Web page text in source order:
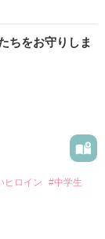
られ続けた結
スマ性を持つ
ちをお守りしま
ヒロイン
#中学生